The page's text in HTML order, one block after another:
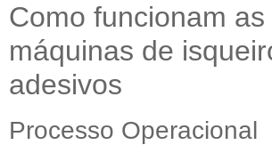
Como funcionam as
máquinas de
adesivos
Processo Operacional